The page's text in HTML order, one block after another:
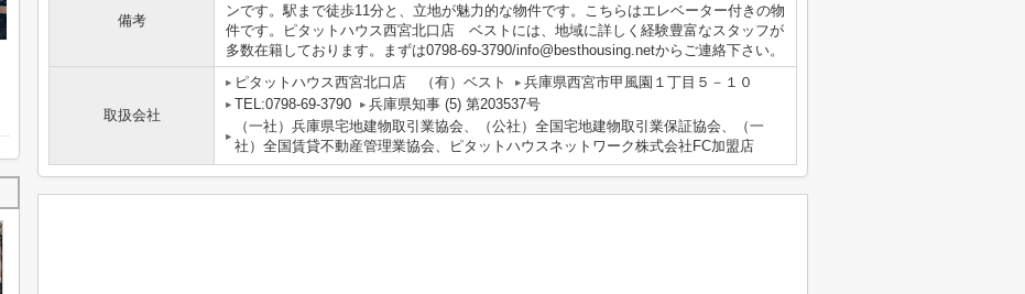
備考
ンです。駅まで徒歩11分と、立地が魅力的な物件です。こちらはエレベーター付きの物
件です。ピタットハウス西宮北口店 ベストには、地域に詳しく経験豊富なスタッフが
多数在籍しております。まずは0798-69-3790/info@besthousing.netからご連絡下さい。
取扱会社
ピタットハウス西宮北口店 （有）ベスト
兵庫県西宮市甲風園１丁目５－１０
TEL:0798-69-3790
兵庫県知事 (5) 第203537号
（一社）兵庫県宅地建物取引業協会、（公社）全国宅地建物取引業保証協会、（一
社）全国賃貸不動産管理業協会、ピタットハウスネットワーク株式会社FC加盟店